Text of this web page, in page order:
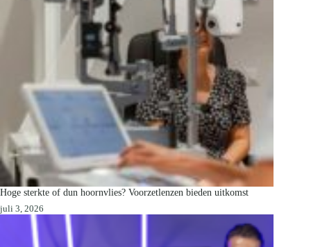
Hoge sterkte of dun hoornvlies? Voorzetlenzen bieden uitkomst
juli 3, 2026